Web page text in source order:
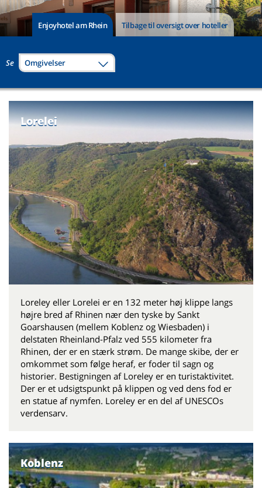
Enjoyhotel am Rhein Tilbage til oversigt over hoteller
Se Omgivelser
Lorelei
Loreley eller Lorelei er en 132 meter høj klippe langs
højre bred af Rhinen nær den tyske by Sankt
Goarshausen (mellem Koblenz og Wiesbaden) i
delstaten Rheinland-Pfalz ved 555 kilometer fra
Rhinen, der er en stærk strøm. De mange skibe, der er
omkommet som følge heraf, er foder til sagn og
historier. Bestigningen af ​​Loreley er en turistaktivitet.
Der er et udsigtspunkt på klippen og ved dens fod er
en statue af nymfen. Loreley er en del af UNESCOs
verdensarv.
Koblenz